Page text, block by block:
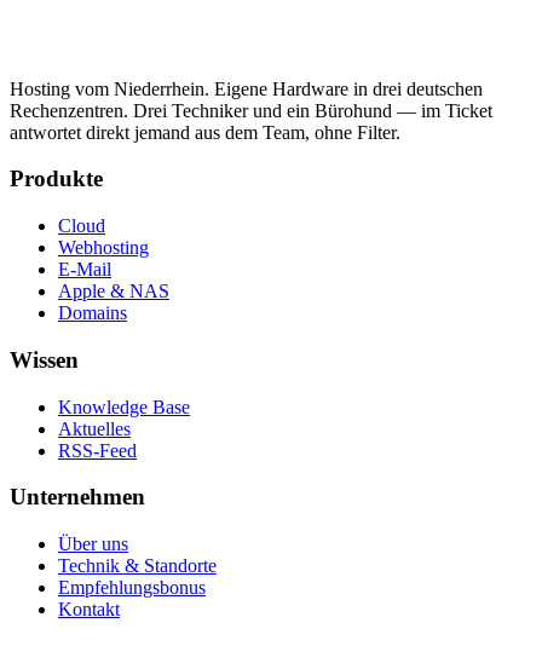
Hosting vom Niederrhein. Eigene Hardware in drei deutschen
Rechenzentren. Drei Techniker und ein Bürohund — im Ticket
antwortet direkt jemand aus dem Team, ohne Filter.
Produkte
Cloud
Webhosting
E-Mail
Apple & NAS
Domains
Wissen
Knowledge Base
Aktuelles
RSS-Feed
Unternehmen
Über uns
Technik & Standorte
Empfehlungsbonus
Kontakt